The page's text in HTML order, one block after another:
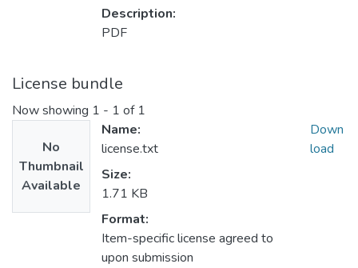
Description:
PDF
License bundle
Now showing 1 - 1 of 1
No
Thumbnail
Available
Name:
license.txt
Size:
1.71 KB
Format:
Item-specific license agreed to
upon submission
Down
load